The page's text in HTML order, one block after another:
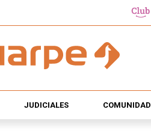
JUDICIALES COMUNIDAD